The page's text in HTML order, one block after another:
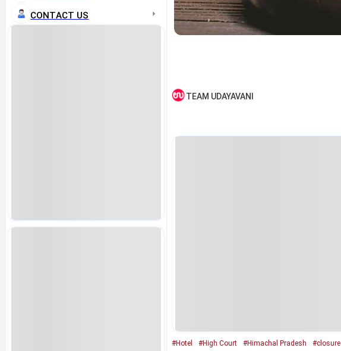
CONTACT US
TEAM UDAYAVANI
#Hotel #High Court #Himachal Pradesh #closure